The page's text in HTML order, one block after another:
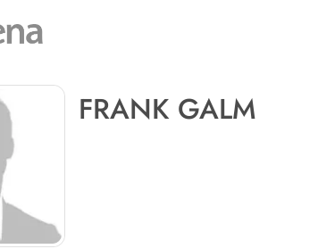
FRANK GALM